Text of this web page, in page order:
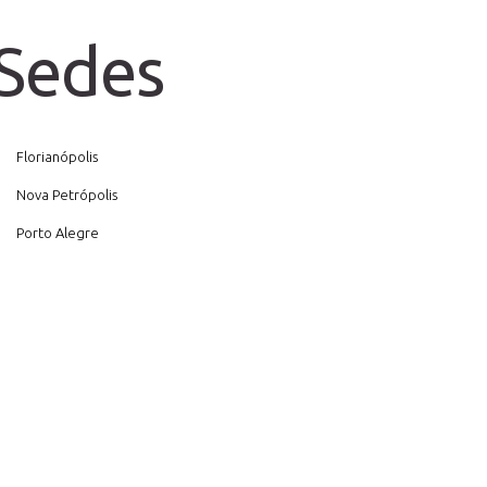
Florianópolis
Nova Petrópolis
Porto Alegre